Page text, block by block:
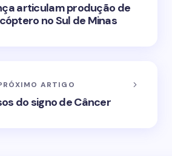
articulam produção de
no Sul de Minas
ARTIGO
do signo de Câncer